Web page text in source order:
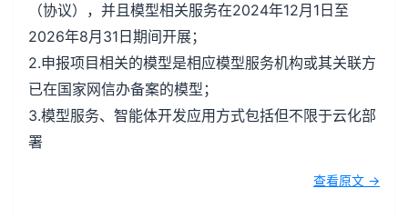
（协议），并且模型相关服务在2024年12月1日至
2026年8月31日期间开展；
2.申报项目相关的模型是相应模型服务机构或其关联方
已在国家网信办备案的模型；
3.模型服务、智能体开发应用方式包括但不限于云化部
署
查看原文 →